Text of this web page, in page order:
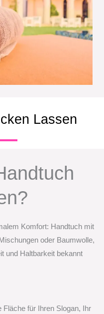
Lassen
Komfort: Handtuch mit
oder Baumwolle,
und Haltbarkeit bekannt
Fläche für Ihren Slogan, Ihr